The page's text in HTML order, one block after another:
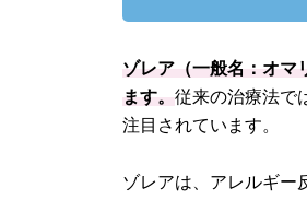
ゾレア（一般名：オマ
ます。従来の治療法で
注目されています。
ゾレアは、アレルギー